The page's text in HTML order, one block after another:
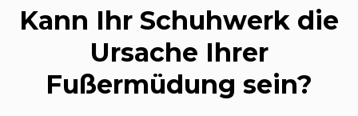
Kann Ihr Schuhwerk die
Ursache Ihrer
Fußermüdung sein?